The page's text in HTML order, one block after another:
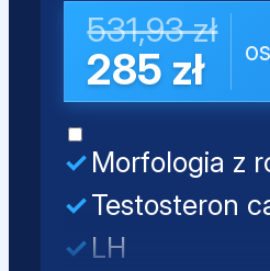
531,93 zł
285 zł
Morfologia z
Testosteron
LH